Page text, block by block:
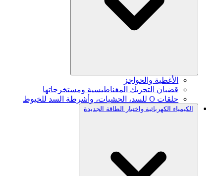
الأغطية والحواجز
قضبان التحريك المغناطيسية ومستخرجاتها
حلقات O للسد، الحشيات، وأشرطة السد للخيوط
الكيمياء الكهربائية واختبار الطاقة الجديدة